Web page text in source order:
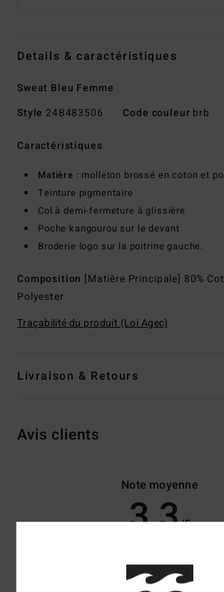
Details & caractéristiques
Sweat Bleu Femme
Style 24B483506 Code couleur brb
Caractéristiques
Matière : molleton brossé en coton et
Teinture pigmentaire
Col à demi-fermeture à glissière
Poche kangourou sur le devant
Broderie logo sur la poitrine gauche.
Composition [Matière Principale] 80%
Polyester
Traçabilité du produit (Loi Agec)
Livraison & Retours
Avis clients
Note moyenne
3.3/5
67% de nos clients recommandent